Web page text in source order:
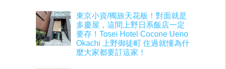
東京小資/獨旅天花板！對面就是
多慶屋，這間上野日系飯店一定
要存！Tosei Hotel Cocone Ueno
Okachi 上野御徒町 住過就懂為什
麼大家都要訂這家！